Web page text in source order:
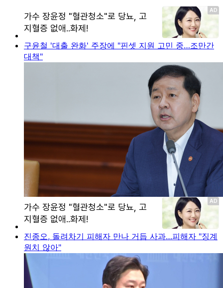
구윤철 '대출 완화' 주장에 "핀셋 지원 고민 중…조만간
대책"
진종오, 돌려차기 피해자 만나 거듭 사과…피해자 "징계
원치 않아"